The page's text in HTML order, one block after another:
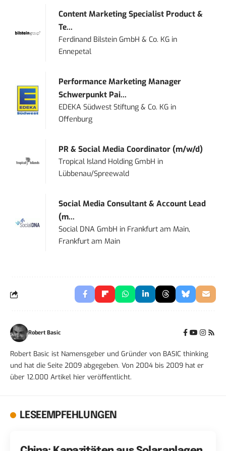
Content Marketing Specialist Product &
Te...
Ferdinand Bilstein GmbH & Co. KG in
Ennepetal
Performance Marketing Manager
Schwerpunkt Pai...
EDEKA Südwest Stiftung & Co. KG in
Offenburg
PR & Social Media Coordinator (m/w/d)
Tropical Island Holding GmbH in
Lübbenau/Spreewald
Social Media Consultant & Account Lead
(m...
Social DNA GmbH in Frankfurt am Main,
Frankfurt am Main
Robert Basic
Robert Basic ist Namensgeber und Gründer von BASIC thinking
und hat die Seite 2009 abgegeben. Von 2004 bis 2009 hat er
über 12.000 Artikel hier veröffentlicht.
LESEEMPFEHLUNGEN